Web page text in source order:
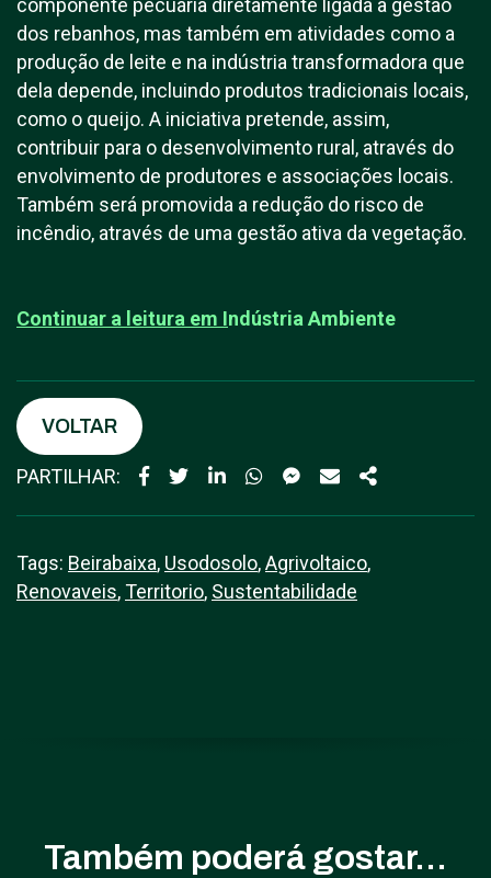
componente pecuária diretamente ligada à gestão
dos rebanhos, mas também em atividades como a
produção de leite e na indústria transformadora que
dela depende, incluindo produtos tradicionais locais,
como o queijo. A iniciativa pretende, assim,
contribuir para o desenvolvimento rural, através do
envolvimento de produtores e associações locais.
Também será promovida a redução do risco de
incêndio, através de uma gestão ativa da vegetação.
Continuar a leitura em Indústria Ambiente
VOLTAR
PARTILHAR:
Tags: Beirabaixa, Usodosolo,Agrivoltaico,
Renovaveis,Territorio, Sustentabilidade
Também poderá gostar...